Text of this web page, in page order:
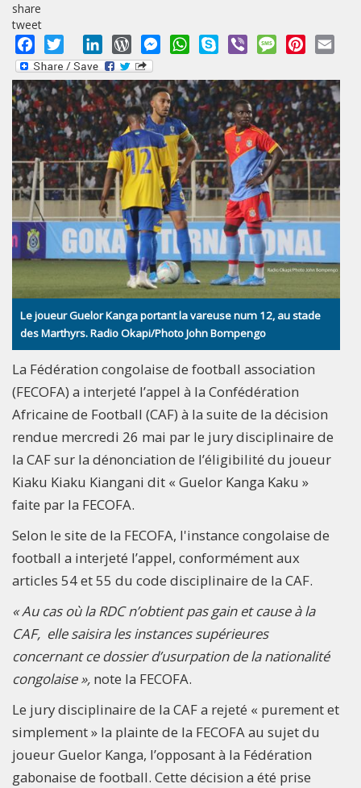
share
tweet
Facebook
Twitter LinkedInWordPressMessengerWhatsApp
Skype Viber MessagePinterest
Le joueur Guelor Kanga portant la vareuse num 12, au stade
des Marthyrs. Radio Okapi/Photo John Bompengo
La Fédération congolaise de football association
(FECOFA) a interjeté l’appel à la Confédération
Africaine de Football (CAF) à la suite de la décision
rendue mercredi 26 mai par le jury disciplinaire de
la CAF sur la dénonciation de l’éligibilité du joueur
Kiaku Kiaku Kiangani dit « Guelor Kanga Kaku »
faite par la FECOFA.
Selon le site de la FECOFA, l'instance congolaise de
football a interjeté l’appel, conformément aux
articles 54 et 55 du code disciplinaire de la CAF.
« Au cas où la RDC n’obtient pas gain et cause à la
CAF, elle saisira les instances supérieures
concernant ce dossier d’usurpation de la nationalité
congolaise », note la FECOFA.
Le jury disciplinaire de la CAF a rejeté « purement et
simplement » la plainte de la FECOFA au sujet du
joueur Guelor Kanga, l’opposant à la Fédération
gabonaise de football. Cette décision a été prise